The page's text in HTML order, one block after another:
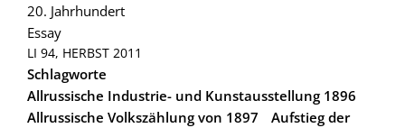
20. Jahrhundert
Essay
LI 94, HERBST 2011
Schlagworte
Allrussische Industrie- und Kunstausstellung 1896
Allrussische Volkszählung von 1897
Aufstieg der